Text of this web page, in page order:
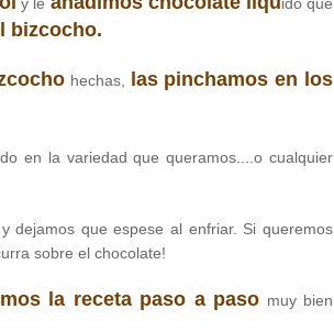
bizcocho.
hechas,
las pinchamos en los
en la variedad que queramos....o cualquier
dejamos que espese al enfriar. Si queremos
sobre el chocolate!
la receta paso a paso muy bien